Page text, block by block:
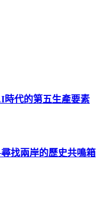
代的第五生產要素
找兩岸的歷史共鳴箱